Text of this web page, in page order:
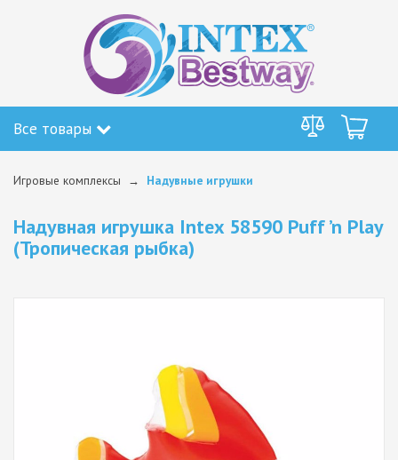
Все товары
Игровые комплексы Надувные игрушки
Надувная игрушка Intex 58590 Puff ’n Play
(Тропическая рыбка)